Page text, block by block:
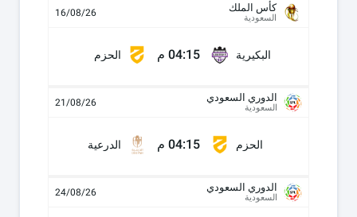
كأس الملك
السعودية 16/08/26
البكيرية 04:15 م الحزم
الدوري السعودي
السعودية 21/08/26
الحزم 04:15 م الدرعية
الدوري السعودي
السعودية 24/08/26